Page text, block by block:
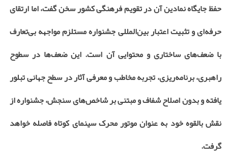
حفظ جایگاه نمادین آن در تقویم فرهنگی کشور سخن گفت، اما ارتقای
حرفه‌ای و تثبیت اعتبار بین‌المللی جشنواره مستلزم مواجهه بی‌تعارف
با ضعف‌های ساختاری و محتوایی آن است. این ضعف‌ها در سطوح
راهبری، برنامه‌ریزی، تجربه مخاطب و معرفی آثار در سطح جهانی تبلور
یافته و بدون اصلاح شفاف و مبتنی بر شاخص‌های سنجش، جشنواره از
نقش بالقوه خود به عنوان موتور محرک سینمای کوتاه فاصله خواهد
گرفت.